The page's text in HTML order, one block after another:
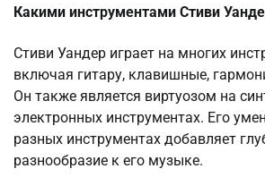
Какими инструментами Стиви
Стиви Уандер играет на многих
включая гитару, клавишные,
Он также является виртуозом на
электронных инструментах. Его
разных инструментах добавляет
разнообразие к его музыке.